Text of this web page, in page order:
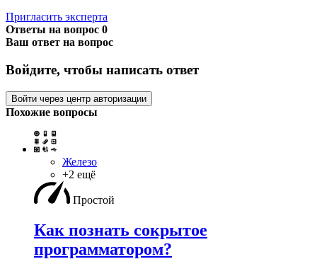
Пригласить эксперта
Ответы на вопрос 0
Ваш ответ на вопрос
Войдите, чтобы написать ответ
Войти через центр авторизации
Похожие вопросы
Железо
+2 ещё
Простой
Как познать сокрытое
программатором?